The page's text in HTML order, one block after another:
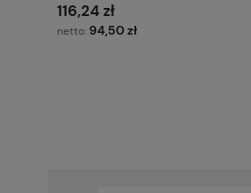
116,24 zł
netto: 94,50 zł